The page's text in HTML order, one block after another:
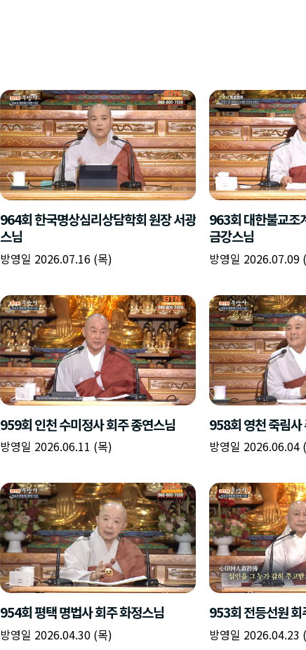
964회 한국명상심리상담학회 원장 서광
스님
방영일 2026.07.16 (목)
963회 대한불교조
금강스님
방영일 2026.07.09
959회 인천 수미정사 회주 종연스님
방영일 2026.06.11 (목)
958회 영천 죽림사
방영일 2026.06.04
954회 평택 명법사 회주 화정스님
방영일 2026.04.30 (목)
953회 전등선원 회
방영일 2026.04.23